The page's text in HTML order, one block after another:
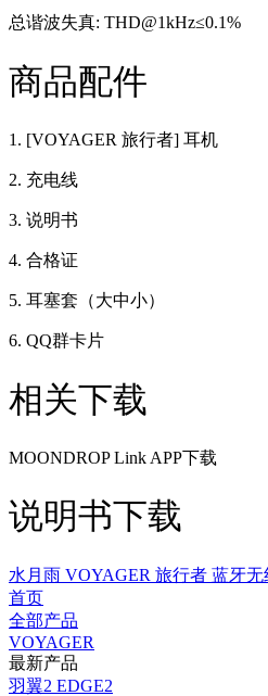
总谐波失真: THD@1kHz≤0.1%
商品配件
1. [VOYAGER 旅行者] 耳机
2. 充电线
3. 说明书
4. 合格证
5. 耳塞套（大中小）
6. QQ群卡片
相关下载
MOONDROP Link APP下载
说明书下载
水月雨 VOYAGER 旅行者 蓝牙
首页
全部产品
VOYAGER
最新产品
羽翼2 EDGE2